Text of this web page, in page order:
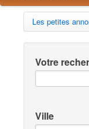
Les petites
Votre
Ville